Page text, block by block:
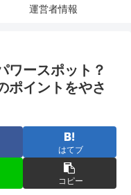
運営者情報
ワースポット？
ポイントをやさ
はてブ
コピー